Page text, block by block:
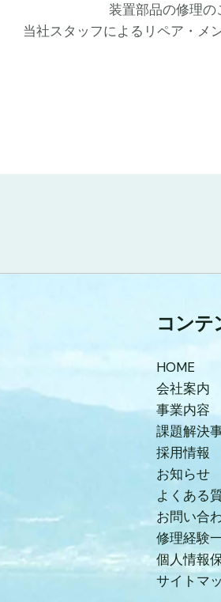
装置部品の修理の
当社スタッフによるリペア・メ
コンテ
HOME
会社案内
事業内容
課題解決
採用情報
お知らせ
よくある
お問い合
修理経験
個人情報
サイトマ